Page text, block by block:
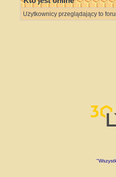
Użytkownicy przeglądający to